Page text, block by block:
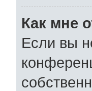
Как мне
Если вы